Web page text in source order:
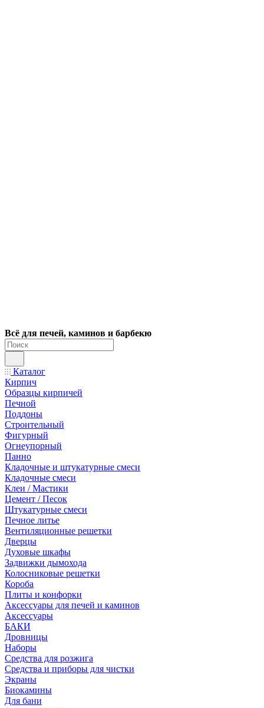
Всё для печей, каминов и барбекю
Каталог
Кирпич
Образцы кирпичей
Печной
Поддоны
Строительный
Фигурный
Огнеупорный
Панно
Кладочные и штукатурные смеси
Кладочные смеси
Клеи / Мастики
Цемент / Песок
Штукатурные смеси
Печное литье
Вентиляционные решетки
Дверцы
Духовые шкафы
Задвижки дымохода
Колосниковые решетки
Короба
Плиты и конфорки
Аксессуары для печей и каминов
Аксессуары
БАКИ
Дровницы
Наборы
Средства для розжига
Средства и приборы для чистки
Экраны
Биокамины
Для бани